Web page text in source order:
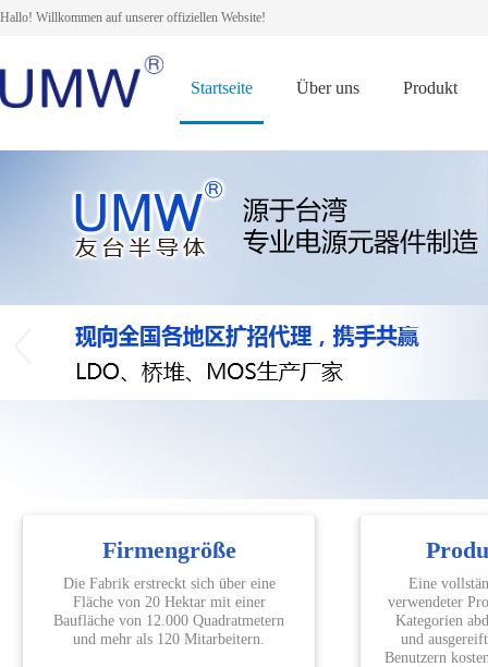
Hallo! Willkommen auf unserer offiziellen Website!
Startseite Über uns Produkt
Firmengröße
Die Fabrik erstreckt sich über eine
Fläche von 20 Hektar mit einer
Baufläche von 12.000 Quadratmetern
und mehr als 120 Mitarbeitern.
Eine
verwendeter
Kategorien
und
Benutzern